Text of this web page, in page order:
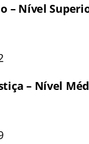
– Nível
– Nível